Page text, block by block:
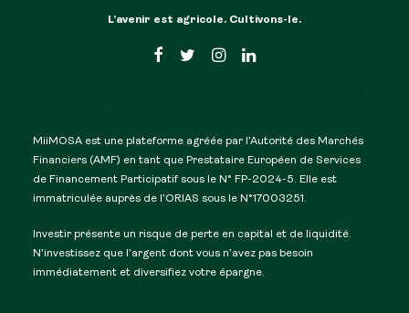
L’avenir est agricole. Cultivons-le.
MiiMOSA est une plateforme agréée par l’Autorité des Marchés
Financiers (AMF) en tant que Prestataire Européen de Services
de Financement Participatif sous le N° FP-2024-5. Elle est
immatriculée auprès de l’ORIAS sous le N°17003251.
Investir présente un risque de perte en capital et de liquidité.
N’investissez que l’argent dont vous n’avez pas besoin
immédiatement et diversifiez votre épargne.